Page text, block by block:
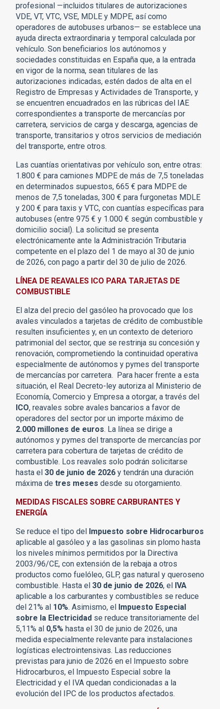
profesional —incluidos titulares de autorizaciones
VDE, VT, VTC, VSE, MDLE y MDPE, así como
operadores de autobuses urbanos— se establece una
ayuda directa extraordinaria y temporal calculada por
vehículo. Son beneficiarios los autónomos y
sociedades constituidas en España que, a la entrada
en vigor de la norma, sean titulares de las
autorizaciones indicadas, estén dados de alta en el
Registro de Empresas y Actividades de Transporte, y
se encuentren encuadrados en las rúbricas del IAE
correspondientes a transporte de mercancías por
carretera, servicios de carga y descarga, agencias de
transporte, transitarios y otros servicios de mediación
del transporte, entre otros.
Las cuantías orientativas por vehículo son, entre otras:
1.800 € para camiones MDPE de más de 7,5 toneladas
en determinados supuestos, 665 € para MDPE de
menos de 7,5 toneladas, 300 € para furgonetas MDLE
y 200 € para taxis y VTC, con cuantías específicas para
autobuses (entre 975 € y 1.000 € según combustible y
domicilio social). La solicitud se presenta
electrónicamente ante la Administración Tributaria
competente en el plazo del 1 de mayo al 30 de junio
de 2026, con pago a partir del 30 de julio de 2026.
LÍNEA DE REAVALES ICO PARA TARJETAS DE
COMBUSTIBLE
El alza del precio del gasóleo ha provocado que los
avales vinculados a tarjetas de crédito de combustible
resulten insuficientes y, en un contexto de deterioro
patrimonial del sector, que se restrinja su concesión y
renovación, comprometiendo la continuidad operativa
especialmente de autónomos y pymes del transporte
de mercancías por carretera. Para hacer frente a esta
situación, el Real Decreto-ley autoriza al Ministerio de
Economía, Comercio y Empresa a otorgar, a través del
ICO, reavales sobre avales bancarios a favor de
operadores del sector por un importe máximo de
2.000 millones de euros. La línea se dirige a
autónomos y pymes del transporte de mercancías por
carretera para cobertura de tarjetas de crédito de
combustible. Los reavales solo podrán solicitarse
hasta el 30 de junio de 2026 y tendrán una duración
máxima de tres meses desde su otorgamiento.
MEDIDAS FISCALES SOBRE CARBURANTES Y
ENERGÍA
Se reduce el tipo del Impuesto sobre Hidrocarburos
aplicable al gasóleo y a las gasolinas sin plomo hasta
los niveles mínimos permitidos por la Directiva
2003/96/CE, con extensión de la rebaja a otros
productos como fuelóleo, GLP, gas natural y queroseno
combustible. Hasta el 30 de junio de 2026, el IVA
aplicable a los carburantes y combustibles se reduce
del 21% al 10%. Asimismo, el Impuesto Especial
sobre la Electricidad se reduce transitoriamente del
5,11% al 0,5% hasta el 30 de junio de 2026, una
medida especialmente relevante para instalaciones
logísticas electrointensivas. Las reducciones
previstas para junio de 2026 en el Impuesto sobre
Hidrocarburos, el Impuesto Especial sobre la
Electricidad y el IVA quedan condicionadas a la
evolución del IPC de los productos afectados.